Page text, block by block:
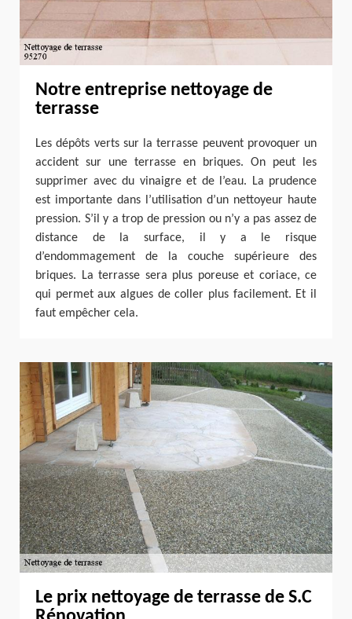
Notre entreprise nettoyage de
terrasse
Les dépôts verts sur la terrasse peuvent provoquer un
accident sur une terrasse en briques. On peut les
supprimer avec du vinaigre et de l’eau. La prudence
est importante dans l’utilisation d’un nettoyeur haute
pression. S’il y a trop de pression ou n’y a pas assez de
distance de la surface, il y a le risque
d’endommagement de la couche supérieure des
briques. La terrasse sera plus poreuse et coriace, ce
qui permet aux algues de coller plus facilement. Et il
faut empêcher cela.
Le prix nettoyage de terrasse de S.C